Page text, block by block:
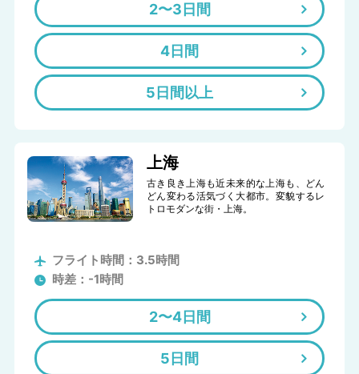
2〜3日間
4日間
5日間以上
上海
古き良き上海も近未来的な上海も、どん
どん変わる活気づく大都市。変貌するレ
トロモダンな街・上海。
フライト時間：3.5時間
時差：-1時間
2〜4日間
5日間